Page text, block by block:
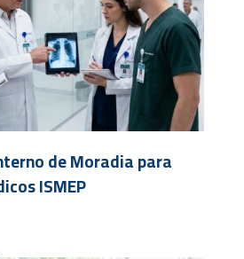
de Moradia para
ISMEP